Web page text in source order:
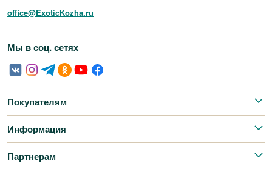
office@ExoticKozha.ru
Мы в соц. сетях
Покупателям
Информация
Партнерам